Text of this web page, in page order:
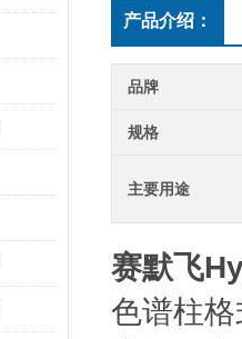
产品介绍：
品牌
规格
主要用途
赛默飞
色谱柱